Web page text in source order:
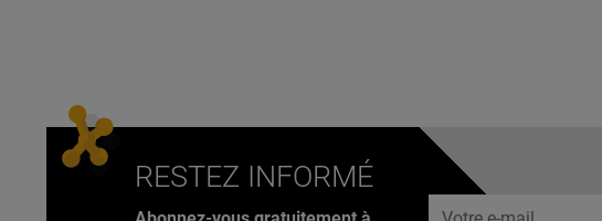
RESTEZ INFORMÉ
Adresse e-mail